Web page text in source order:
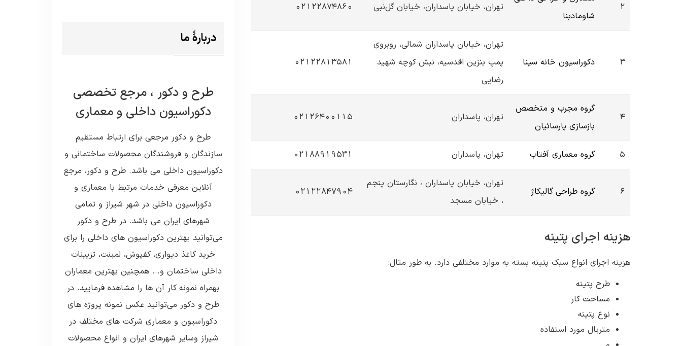
2
شاومادبنا
تهران، خیابان پاسداران، خیابان گل‌نبی 02122874860
3 دکوراسیون خانه سینا
تهران، خیابان پاسداران شمالی، روبروی
پمپ بنزین اقدسیه، نبش کوچه شهید
رضایی
02122813581
4
گروه مجرب و متخصص
بازسازی پارسائیان
تهران، پاسداران 02126400115
5 گروه معماری آفتاب تهران، پاسداران 02188919531
6 گروه طراحی گالیکاژ
تهران، خیابان پاسداران ، نگارستان پنجم
، خیابان مسجد
02122847904
هزینه اجرای پتینه
هزینه اجرای انواع سبک پتینه بسته به موارد مختلفی دارد. به طور مثال:
طرح پتینه
مساحت کار
نوع پتینه
متریال مورد استفاده
دربارۀ ما
طرح و دکور ، مرجع تخصصی
دکوراسیون داخلی و معماری
طرح و دکور مرجعی برای ارتباط مستقیم
سازندگان و فروشندگان محصولات ساختمانی و
دکوراسیون داخلی می باشد. طرح و دکور، مرجع
آنلاین معرفی خدمات مرتبط با معماری و
دکوراسیون داخلی در شهر شیراز و تمامی
شهرهای ایران می باشد. در طرح و دکور
می‌توانید بهترین دکوراسیون های داخلی را برای
خرید کاغذ دیواری، کفپوش، لمینت، تزیینات
داخلی ساختمان و... همچنین بهترین معماران
بهمراه نمونه کار آن ها را مشاهده فرمایید. در
طرح و دکور می‌توانید عکس نمونه پروژه های
دکوراسیون و معماری شرکت های مختلف در
شیراز وسایر شهرهای ایران و انواع محصولات